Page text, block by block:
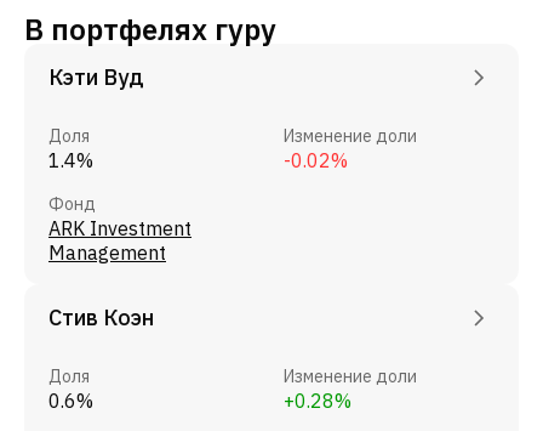
В портфелях гуру
Кэти Вуд
Доля
1.4%
Изменение доли
-0.02%
Фонд
ARK Investment
Management
Стив Коэн
Доля
0.6%
Изменение доли
+0.28%